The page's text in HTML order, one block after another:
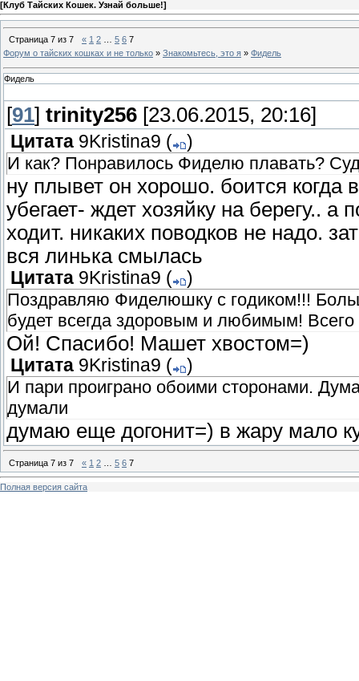
[Клуб Тайских Кошек. Узнай больше!]
Страница 7 из 7 « 1 2 5 6 7
Форум о тайских кошках и не только » Знакомьтесь, это я » Фидель
Фидель
[91] trinity256 [23.06.2015, 20:16]
Цитата 9Kristina9 (
)
И как? Понравилось Фиделю плавать?
ну плывет он хорошо. боится когда
убегает- ждет хозяйку на берегу.. а
ходит. никаких поводков не надо.
вся линька смылась
Цитата 9Kristina9 (
)
Поздравляю Фиделюшку с годиком!!!
будет всегда здоровым и любимым!
Ой! Спасибо! Машет хвостом=)
Цитата 9Kristina9 (
)
И пари проиграно обоими сторонами.
думали
думаю еще догонит=) в жару мало
Страница 7 из 7 « 1 2 5 6 7
Полная версия сайта